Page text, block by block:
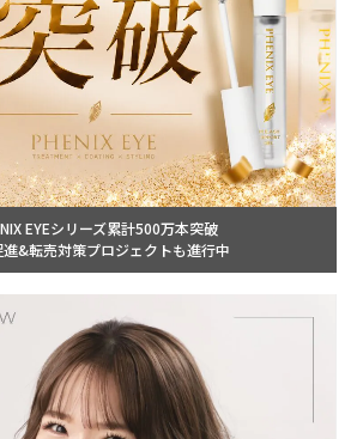
EYEシリーズ累計500万本突破
進&転売対策プロジェクトも進行中